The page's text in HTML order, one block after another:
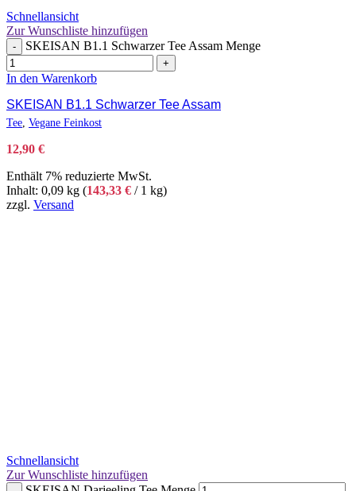
Schnellansicht
Zur Wunschliste hinzufügen
- SKEISAN B1.1 Schwarzer Tee Assam Menge
+
In den Warenkorb
SKEISAN B1.1 Schwarzer Tee Assam
Tee Vegane Feinkost
12,90 €
Enthält 7% reduzierte MwSt.
Inhalt: 0,09 kg (143,33 € / 1 kg)
zzgl. Versand
Schnellansicht
Zur Wunschliste hinzufügen